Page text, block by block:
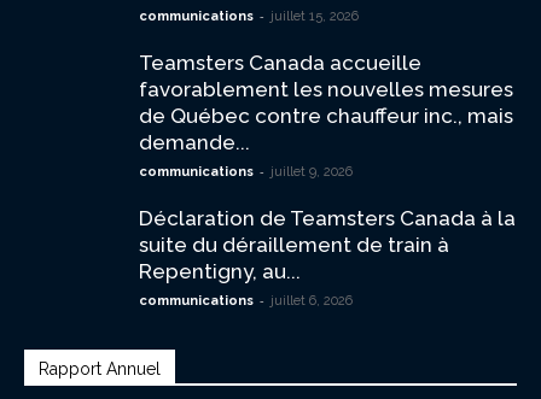
communications - juillet 15, 2026
Teamsters Canada accueille
favorablement les nouvelles mesures
de Québec contre chauffeur inc., mais
demande...
communications - juillet 9, 2026
Déclaration de Teamsters Canada à la
suite du déraillement de train à
Repentigny, au...
communications - juillet 6, 2026
Rapport Annuel